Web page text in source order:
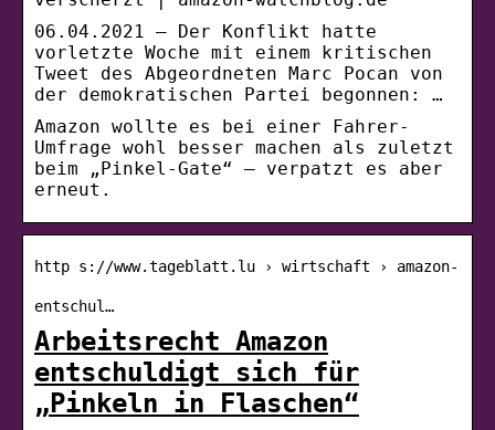
06.04.2021 — Der Konflikt hatte
vorletzte Woche mit einem kritischen
Tweet des Abgeordneten Marc Pocan von
der demokratischen Partei begonnen: …
Amazon wollte es bei einer Fahrer-
Umfrage wohl besser machen als zuletzt
beim „Pinkel-Gate“ – verpatzt es aber
erneut.
http s://www.tageblatt.lu › wirtschaft › amazon-
entschul…
Arbeitsrecht Amazon
entschuldigt sich für
„Pinkeln in Flaschen“